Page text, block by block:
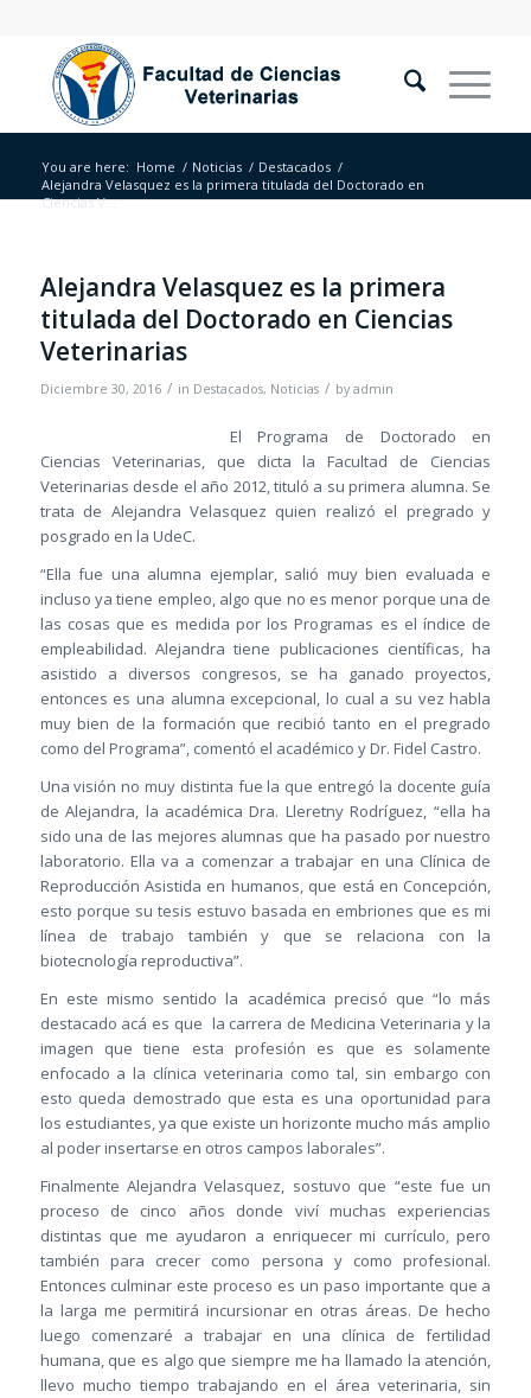
You are here: Home / Noticias / Destacados /
Alejandra Velasquez es la primera titulada del Doctorado en
Ciencias V...
Alejandra Velasquez es la primera
titulada del Doctorado en Ciencias
Veterinarias
Diciembre 30, 2016 / in Destacados, Noticias / by admin
El Programa de Doctorado en
Ciencias Veterinarias, que dicta la Facultad de Ciencias
Veterinarias desde el año 2012, tituló a su primera alumna. Se
trata de Alejandra Velasquez quien realizó el pregrado y
posgrado en la UdeC.
“Ella fue una alumna ejemplar, salió muy bien evaluada e
incluso ya tiene empleo, algo que no es menor porque una de
las cosas que es medida por los Programas es el índice de
empleabilidad. Alejandra tiene publicaciones científicas, ha
asistido a diversos congresos, se ha ganado proyectos,
entonces es una alumna excepcional, lo cual a su vez habla
muy bien de la formación que recibió tanto en el pregrado
como del Programa”, comentó el académico y Dr. Fidel Castro.
Una visión no muy distinta fue la que entregó la docente guía
de Alejandra, la académica Dra. Lleretny Rodríguez, “ella ha
sido una de las mejores alumnas que ha pasado por nuestro
laboratorio. Ella va a comenzar a trabajar en una Clínica de
Reproducción Asistida en humanos, que está en Concepción,
esto porque su tesis estuvo basada en embriones que es mi
línea de trabajo también y que se relaciona con la
biotecnología reproductiva”.
En este mismo sentido la académica precisó que “lo más
destacado acá es que la carrera de Medicina Veterinaria y la
imagen que tiene esta profesión es que es solamente
enfocado a la clínica veterinaria como tal, sin embargo con
esto queda demostrado que esta es una oportunidad para
los estudiantes, ya que existe un horizonte mucho más amplio
al poder insertarse en otros campos laborales”.
Finalmente Alejandra Velasquez, sostuvo que “este fue un
proceso de cinco años donde viví muchas experiencias
distintas que me ayudaron a enriquecer mi currículo, pero
también para crecer como persona y como profesional.
Entonces culminar este proceso es un paso importante que a
la larga me permitirá incursionar en otras áreas. De hecho
luego comenzaré a trabajar en una clínica de fertilidad
humana, que es algo que siempre me ha llamado la atención,
llevo mucho tiempo trabajando en el área veterinaria, sin